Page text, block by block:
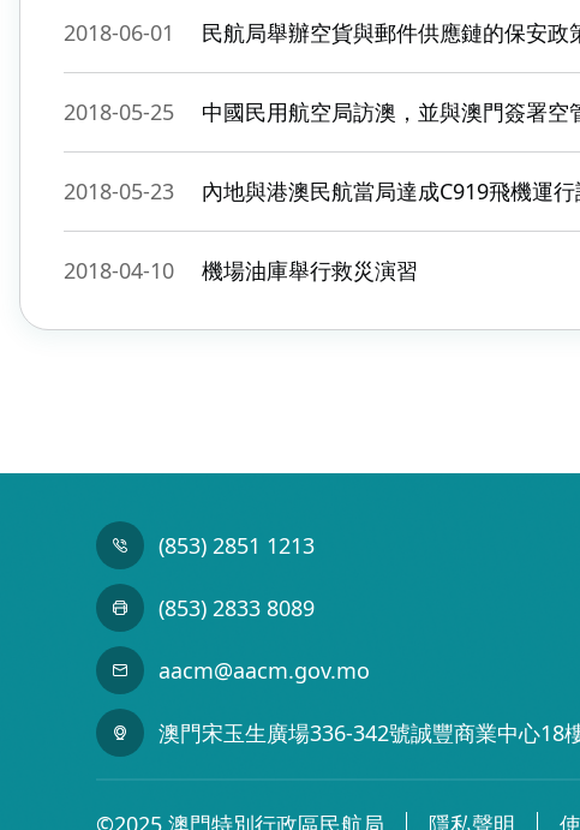
2018-06-01 民航局舉辦空貨與郵件供應鏈的保安政
2018-05-25 中國民用航空局訪澳，並與澳門簽署空
2018-05-23 內地與港澳民航當局達成C919飛機運
2018-04-10 機場油庫舉行救災演習
(853) 2851 1213
(853) 2833 8089
aacm@aacm.gov.mo
澳門宋玉生廣場336-342號誠豐商業中心18
©2025 澳門特別行政區民航局 隱私聲明